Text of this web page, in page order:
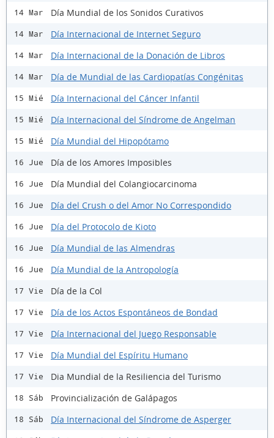
14 Mar Día Mundial de los Sonidos Curativos
14 Mar Día Internacional de Internet Seguro
14 Mar Día Internacional de la Donación de Libros
14 Mar Día de Mundial de las Cardiopatías Congénitas
15 Mié Día Internacional del Cáncer Infantil
15 Mié Día Internacional del Síndrome de Angelman
15 Mié Día Mundial del Hipopótamo
16 Jue Día de los Amores Imposibles
16 Jue Día Mundial del Colangiocarcinoma
16 Jue Día del Crush o del Amor No Correspondido
16 Jue Día del Protocolo de Kioto
16 Jue Día Mundial de las Almendras
16 Jue Día Mundial de la Antropología
17 Vie Día de la Col
17 Vie Día de los Actos Espontáneos de Bondad
17 Vie Día Internacional del Juego Responsable
17 Vie Día Mundial del Espíritu Humano
17 Vie Dia Mundial de la Resiliencia del Turismo
18 Sáb Provincialización de Galápagos
18 Sáb Día Internacional del Síndrome de Asperger